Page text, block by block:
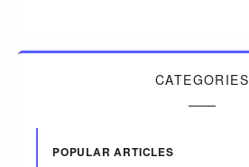
CATEGORIES
POPULAR ARTICLES